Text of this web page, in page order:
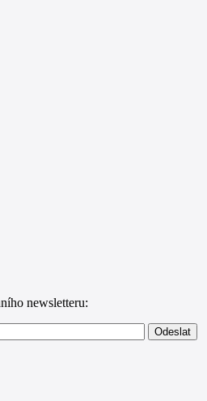
newsletteru: